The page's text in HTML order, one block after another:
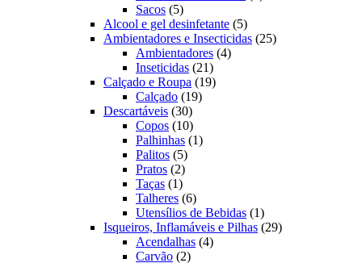
Sacos 55
produtos
Alcool e gel desinfetante 55
produtos
Ambientadores e Insecticidas 2525
Ambientadores 44
Inseticidas 2121
produtos
Calçado e Roupa 1919
Calçado 1919
Descartáveis 3030
produtos
Copos 1010
produtos
Palhinhas 11
Palitos 55
produtos
Pratos 22
produtos
Taças 11
produto
Talheres 66
produtos
Utensílios de Bebidas 11
produto
Isqueiros, Inflamáveis e Pilhas 2929
Acendalhas 44
Carvão 22